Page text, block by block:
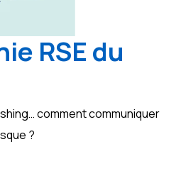
RSE du
comment communiquer
?